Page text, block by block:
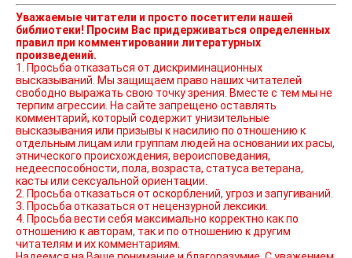
Уважаемые читатели и просто посетители нашей
библиотеки! Просим Вас придерживаться определенных
правил при комментировании литературных
произведений.
1. Просьба отказаться от дискриминационных
высказываний. Мы защищаем право наших читателей
свободно выражать свою точку зрения. Вместе с тем мы не
терпим агрессии. На сайте запрещено оставлять
комментарий, который содержит унизительные
высказывания или призывы к насилию по отношению к
отдельным лицам или группам людей на основании их расы,
этнического происхождения, вероисповедания,
недееспособности, пола, возраста, статуса ветерана,
касты или сексуальной ориентации.
2. Просьба отказаться от оскорблений, угроз и запугиваний.
3. Просьба отказаться от нецензурной лексики.
4. Просьба вести себя максимально корректно как по
отношению к авторам, так и по отношению к другим
читателям и их комментариям.